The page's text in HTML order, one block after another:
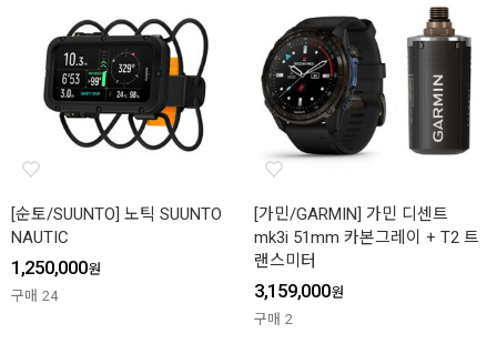
[순토/SUUNTO] 노틱 SUUNTO
NAUTIC
1,250,000원
구매 24
[가민/GARMIN] 가민 디센트
mk3i 51mm 카본그레이 + T2 트
랜스미터
3,159,000원
구매 2